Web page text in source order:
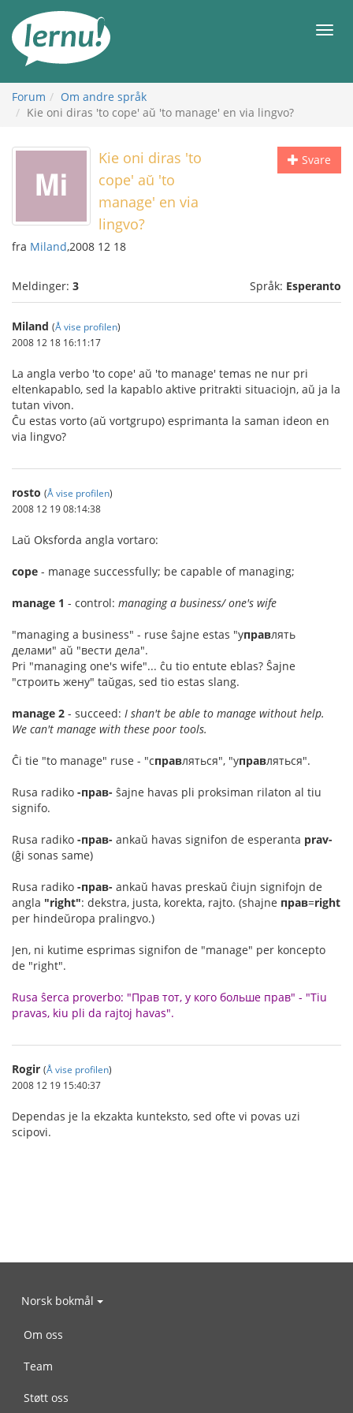
innholdet
Meny
Forum
Om andre språk
Kie oni diras 'to cope' aŭ 'to manage' en via lingvo?
Svare
Kie oni diras 'to
cope' aŭ 'to
manage' en via
lingvo?
fra Miland,2008 12 18
Meldinger: 3 Språk: Esperanto
Miland (Å vise profilen)
2008 12 18 16:11:17
La angla verbo 'to cope' aŭ 'to manage' temas ne nur pri
eltenkapablo, sed la kapablo aktive pritrakti situaciojn, aŭ ja la
tutan vivon.
Ĉu estas vorto (aŭ vortgrupo) esprimanta la saman ideon en
via lingvo?
rosto (Å vise profilen)
2008 12 19 08:14:38
Laŭ Oksforda angla vortaro:
cope - manage successfully; be capable of managing;
manage 1 - control: managing a business/ one's wife
"managing a business" - ruse ŝajne estas "управлять
делами" aŭ "вести дела".
Pri "managing one's wife"... ĉu tio entute eblas? Ŝajne
"строить жену" taŭgas, sed tio estas slang.
manage 2 - succeed: I shan't be able to manage without help.
We can't manage with these poor tools.
Ĉi tie "to manage" ruse - "справляться", "управляться".
Rusa radiko -прав- ŝajne havas pli proksiman rilaton al tiu
signifo.
Rusa radiko -прав- ankaŭ havas signifon de esperanta prav-
(ĝi sonas same)
Rusa radiko -прав- ankaŭ havas preskaŭ ĉiujn signifojn de
angla "right": dekstra, justa, korekta, rajto. (shajne прав=right
per hindeŭropa pralingvo.)
Jen, ni kutime esprimas signifon de "manage" per koncepto
de "right".
Rusa ŝerca proverbo: "Прав тот, у кого больше прав" - "Tiu
pravas, kiu pli da rajtoj havas".
Rogir (Å vise profilen)
2008 12 19 15:40:37
Dependas je la ekzakta kunteksto, sed ofte vi povas uzi
scipovi.
Norsk bokmål
Om oss
Team
Støtt oss